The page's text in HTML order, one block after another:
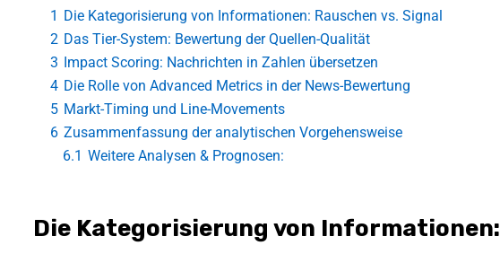
1 Die Kategorisierung von Informationen: Rauschen vs. Signal
2 Das Tier-System: Bewertung der Quellen-Qualität
3 Impact Scoring: Nachrichten in Zahlen übersetzen
4 Die Rolle von Advanced Metrics in der News-Bewertung
5 Markt-Timing und Line-Movements
6 Zusammenfassung der analytischen Vorgehensweise
6.1 Weitere Analysen & Prognosen:
Die Kategorisierung von